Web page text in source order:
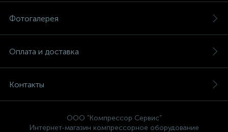
Фотогалерея
Оплата и доставка
Контакты
ООО "Компрессор Сервис"
Интернет-магазин компрессорное оборудование